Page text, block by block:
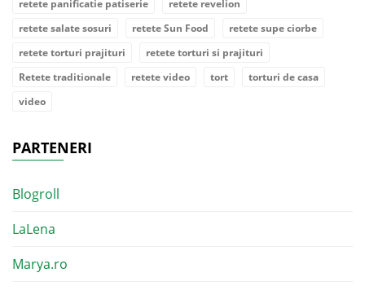
retete panificatie patiserie
retete revelion
retete salate sosuri
retete Sun Food
retete supe ciorbe
retete torturi prajituri
retete torturi si prajituri
Retete traditionale
retete video tort
torturi de casa
video
PARTENERI
Blogroll
LaLena
Marya.ro